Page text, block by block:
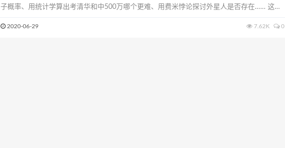
子概率、用统计学算出考清华和中500万哪个更难、用费米悖论探讨外星人是否存在…… 这些
的视频在西瓜视频上获得了千万级别的播放数，...
2020-06-29 7.62K 0